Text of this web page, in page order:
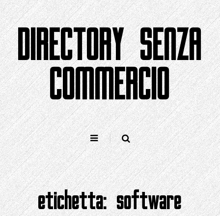
Salta
al
contenutoDIRECTORY SENZA
COMMERCIO
etichetta:software